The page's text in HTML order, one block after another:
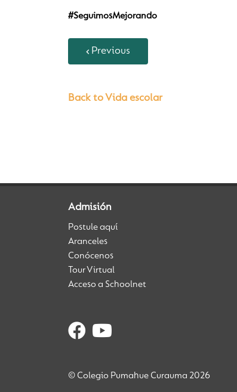
#SeguimosMejorando
Previous
Back to Vida escolar
Admisión
Postule aquí
Aranceles
Conócenos
Tour Virtual
Acceso a Schoolnet
© Colegio Pumahue Curauma 2026